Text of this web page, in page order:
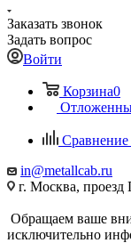
Заказать звонок
Задать вопрос
Войти
Корзина0
Сравнение
in@metallcab.ru
г. Москва, проезд
Обращаем ваше
исключительно